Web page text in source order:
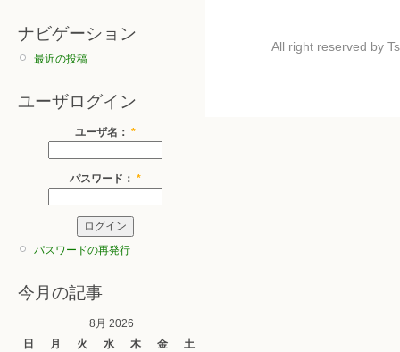
ナビゲーション
最近の投稿
ユーザログイン
ユーザ名： *
パスワード： *
パスワードの再発行
今月の記事
8月 2026
日
月 火 水 木 金
土
All right reserved by